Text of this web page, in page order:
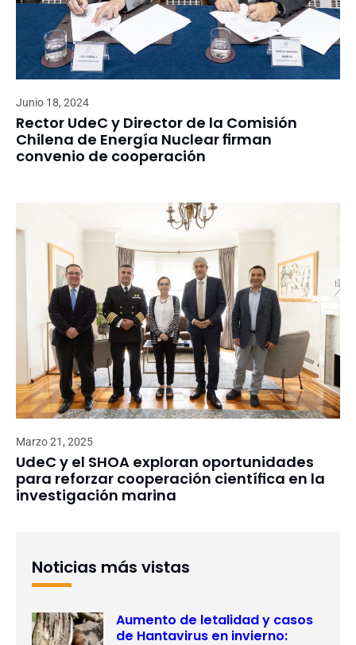
Junio 18, 2024
Rector UdeC y Director de la Comisión
Chilena de Energía Nuclear firman
convenio de cooperación
Marzo 21, 2025
UdeC y el SHOA exploran oportunidades
para reforzar cooperación científica en la
investigación marina
Noticias más vistas
Aumento de letalidad y casos
de Hantavirus en invierno: